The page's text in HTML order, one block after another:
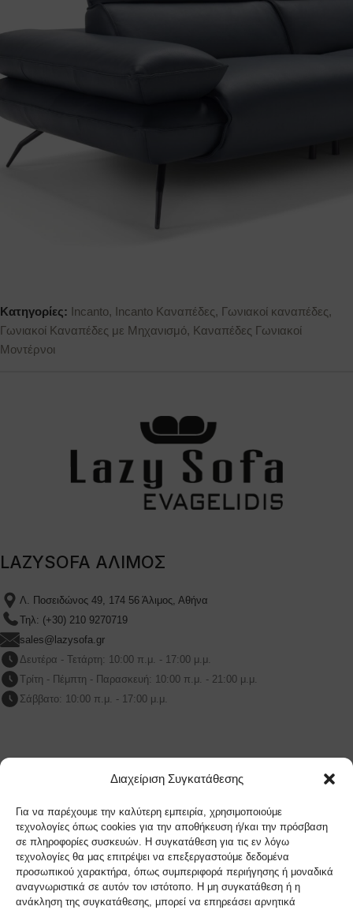
Διαχείριση Συγκατάθεσης
Για να παρέχουμε την καλύτερη εμπειρία, χρησιμοποιούμε
τεχνολογίες όπως cookies για την αποθήκευση ή/και την πρόσβαση
σε πληροφορίες συσκευών. Η συγκατάθεση για τις εν λόγω
τεχνολογίες θα μας επιτρέψει να επεξεργαστούμε δεδομένα
προσωπικού χαρακτήρα, όπως συμπεριφορά περιήγησης ή μοναδικά
αναγνωριστικά σε αυτόν τον ιστότοπο. Η μη συγκατάθεση ή η
ανάκληση της συγκατάθεσης, μπορεί να επηρεάσει αρνητικά
Κατηγορίες: Incanto, Incanto Καναπέδες, Γωνιακοί καναπέδες,
Γωνιακοί Καναπέδες με Μηχανισμό, Καναπέδες Γωνιακοί
Μοντέρνοι
LAZYSOFA ΑΛΙΜΟΣ
Λ. Ποσειδώνος 49, 174 56 Άλιμος, Αθήνα
Τηλ: (+30) 210 9270719
sales@lazysofa.gr
Δευτέρα - Τετάρτη: 10:00 π.μ. - 17:00 μ.μ.
Τρίτη - Πέμπτη - Παρασκευή: 10:00 π.μ. - 21:00 μ.μ.
Σάββατο: 10:00 π.μ. - 17:00 μ.μ.
LAZYSOFA ΜΑΡΟΥΣΙ
Λ.Κηφισίας 209Β Μαρουσι, 151 24, Αθήνα
Τηλ: (+30) 210 9270719
sales@lazysofa.gr
Δευτέρα - Τετάρτη: 10:00 π.μ. - 17:00 μ.μ.
Τρίτη - Πέμπτη - Παρασκευή: 10:00 π.μ. - 21:00 μ.μ.
Σάββατο: 10:00 π.μ. - 17:00 μ.μ.